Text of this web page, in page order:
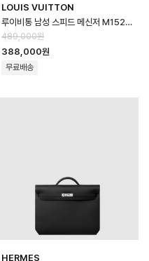
LOUIS VUITTON
루이비통 남성 스피드 메신저 M15268 - Louis vuitton Mens Speed …
489,000원
388,000원
무료배송
HERMES